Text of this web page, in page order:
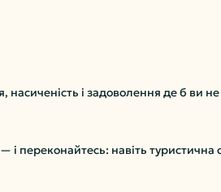
і задоволення де б ви
переконайтесь: навіть туристична